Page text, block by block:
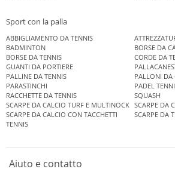
Sport con la palla
ABBIGLIAMENTO DA TENNIS
BADMINTON
BORSE DA
BORSE DA TENNIS
CORDE DA
GUANTI DA PORTIERE
PALLINE DA TENNIS
PALLONI DA
PARASTINCHI
PADEL
RACCHETTE DA TENNIS
SQUASH
SCARPE DA CALCIO TURF E MULTINOCK SCARPE DA
SCARPE DA CALCIO CON TACCHETTI
SCARPE DA
TENNIS
Aiuto e contatto